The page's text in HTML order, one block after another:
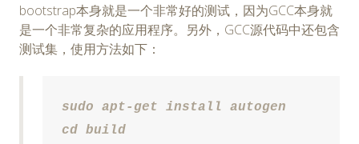
bootstrap本身就是一个非常好的测试，因为GCC本身就
是一个非常复杂的应用程序。另外，GCC源代码中还包含
测试集，使用方法如下：
sudo apt-get install autogen
cd build